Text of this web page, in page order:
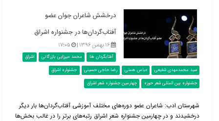
درخشش شاعران جوان عضو
آفتاب‌گردان‌ها در جشنواره اشراق
۱۶ بهمن ۱۳۹۶ | ۱۷:۰۵
آفتابگردان ها محمد میرزایی بازرگانی
اشراق
سید محمدمهدی شفیعی
عباس همتی رضا حاجی حسینی
جشنواره اشراق
جشنواره بین المللی شعر حوزه
چهارمین جشنواره شعر اشراق
شهرستان ادب: شاعران عضو دوره‌های مختلف آموزشی آفتاب‌گردان‌ها بار دیگر
درخشیدند و در چهارمین جشنواره شعر اشراق رتبه‌های برتر را در غالب بخش‌ها